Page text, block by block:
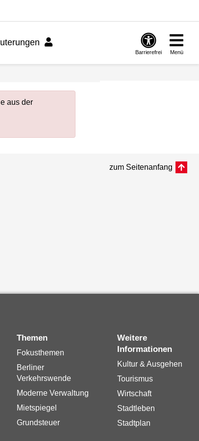
Barrierefrei Menü
aus der
zum Seitenanfang
Themen
Fokusthemen
Berliner
Verkehrswende
Moderne Verwaltung
Mietspiegel
Grundsteuer
Weitere
Informationen
Kultur & Ausgehen
Tourismus
Wirtschaft
Stadtleben
Stadtplan